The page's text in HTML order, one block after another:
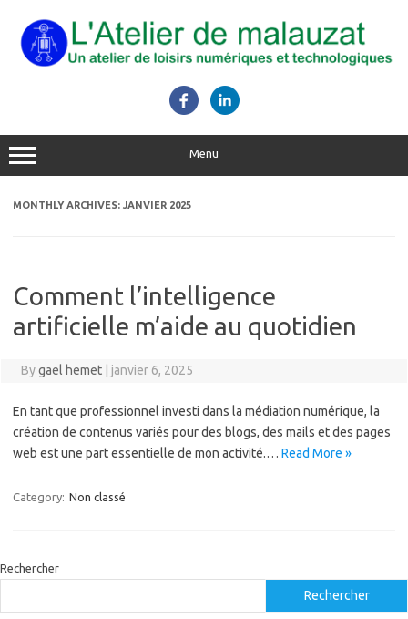
content
Menu
MONTHLY ARCHIVES: JANVIER 2025
Comment l’intelligence
artificielle m’aide au quotidien
Bygael hemet janvier 6, 2025
En tant que professionnel investi dans la médiation numérique, la
création de contenus variés pour des blogs, des mails et des pages
web est une part essentielle de mon activité.… Read More »
Category: Non classé
Rechercher
Rechercher